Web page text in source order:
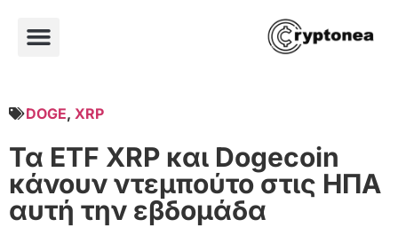
DOGE, XRP
Τα ETF XRP και Dogecoin
κάνουν ντεμπούτο στις ΗΠΑ
αυτή την εβδομάδα